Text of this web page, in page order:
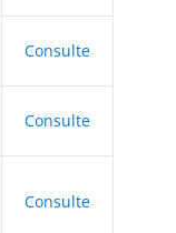
Consulte
Consulte
Consulte